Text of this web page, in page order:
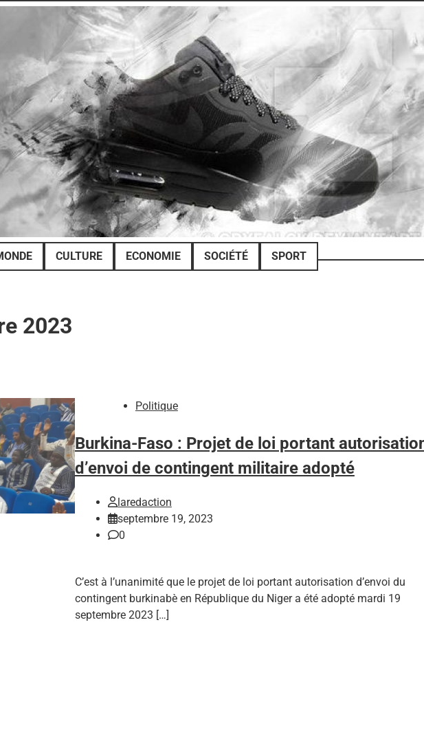
CULTURE ECONOMIE SOCIÉTÉ SPORT
2023
Politique
Burkina-Faso : Projet de loi portant
d’envoi de contingent militaire adopté
laredaction
septembre 19, 2023
0
C’est à l’unanimité que le projet de loi portant autorisation d’envoi du
contingent burkinabè en République du Niger a été adopté mardi 19
septembre 2023 […]